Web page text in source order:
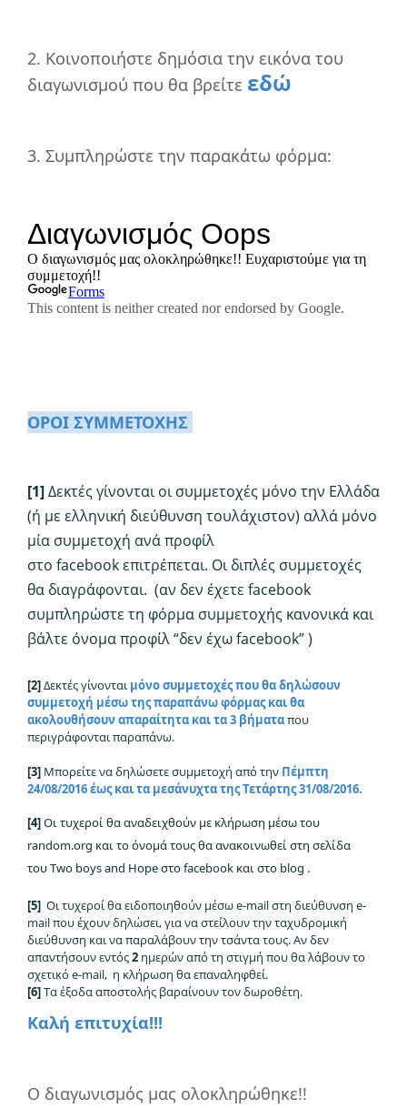
2. Κοινοποιήστε δημόσια την εικόνα του
διαγωνισμού που θα βρείτε εδώ
3. Συμπληρώστε την παρακάτω φόρμα:
ΟΡΟΙ ΣΥΜΜΕΤΟΧΗΣ
[1]Δεκτές γίνονται οι συμμετοχές μόνο την Ελλάδα
(ή με ελληνική διεύθυνση τουλάχιστον) αλλά μόνο
μία συμμετοχή ανά προφίλ
στο facebookεπιτρέπεται. Οι διπλές συμμετοχές
θα διαγράφονται. (αν δεν έχετε facebook
συμπληρώστε τη φόρμα συμμετοχής κανονικά και
βάλτε όνομαπροφίλ“δεν έχω facebook” )
[2]Δεκτές γίνονταιμόνο συμμετοχές που θα δηλώσουν
συμμετοχή μέσω της παραπάνω φόρμας και θα
ακολουθήσουν απαραίτητα και τα 3 βήματαπου
περιγράφονται παραπάνω.
[3] Μπορείτε να δηλώσετε συμμετοχή από την Πέμπτη
24/08/2016 έως και τα μεσάνυχτα της Τετάρτης 31/08/2016.
[4]Οι τυχεροί θα αναδειχθούν με κλήρωση μέσω του
random.org και το όνομά τους θα ανακοινωθεί στη σελίδα
τουTwo boys and Hope στο facebook και στο blog .
[5] Οι τυχεροί θα ειδοποιηθούν μέσω e-mail στη διεύθυνση e-
mail που έχουν δηλώσει, για να στείλουν την ταχυδρομική
διεύθυνση και να παραλάβουν την τσάντα τους.Ανδεν
απαντήσουν εντός2 ημερών από τη στιγμή που θα λάβουν το
σχετικό e-mail, η κλήρωση θα επαναληφθεί.
[6]Τα έξοδα αποστολής βαραίνουν τον δωροθέτη.
Καλή επιτυχία!!!
Ο διαγωνισμός μας ολοκληρώθηκε!!